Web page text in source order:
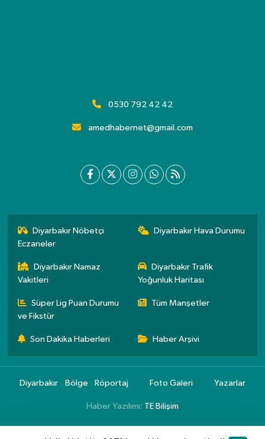
0530 792 42 42
amedhabernet@gmail.com
Diyarbakır Nöbetçi
Eczaneler
Diyarbakır Hava Durumu
Diyarbakır Namaz
Vakitleri
Diyarbakır Trafik
Yoğunluk Haritası
Süper Lig Puan Durumu
ve Fikstür
Tüm Manşetler
Son Dakika Haberleri Haber Arşivi
Diyarbakır Bölge Röportaj Foto Galeri Yazarlar
Haber Yazılımı: TE Bilişim